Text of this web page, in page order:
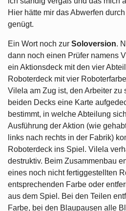
Hier hätte mir das Abwerfen
genügt.
Ein Wort noch zur Soloversion.
dann noch einen Prüfer namens
ein Aktionsdeck mit den vier
Roboterdeck mit vier
Vilela am Zug ist, den Arbeiter zu
beiden Decks eine Karte
bestimmt, in welche Abteilung
Ausführung der Aktion (wie
links nach rechts in der Fabrik)
Roboterdeck ins Spiel. Vilela
destruktiv. Beim Zusammenbau
eines noch nicht fertiggestellten
entsprechenden Farbe oder
aus dem Spiel. Bei den Teilen
Farbe, bei den Blaupausen alle